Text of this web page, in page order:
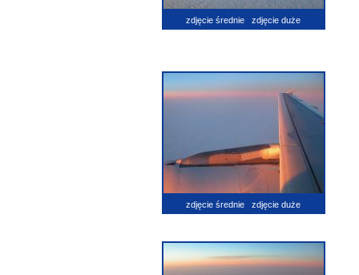
zdjęcie średnie zdjęcie duże
zdjęcie średnie zdjęcie duże